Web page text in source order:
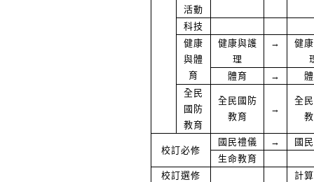
活動
科技
健康
與體
育
健康與護
理
→
健
體育
→
全民
國防
教育
全民國防
教育
→
全
校訂必修
國民禮儀 →
國
生命教育
校訂選修
計